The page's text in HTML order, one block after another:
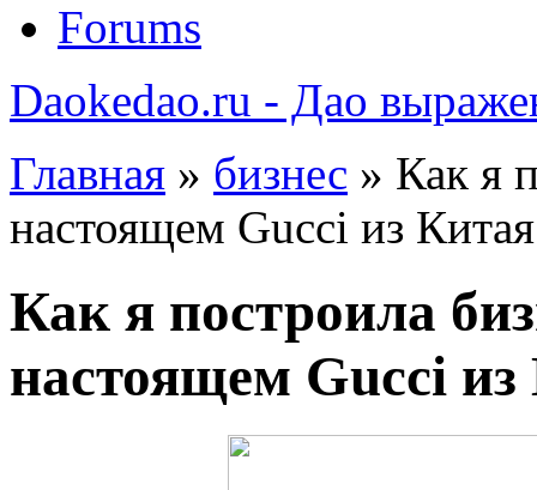
Forums
Daokedao.ru - Дао
Главная » бизнес » Как я
настоящем Gucci из Китая
Как я построила
настоящем Gucci